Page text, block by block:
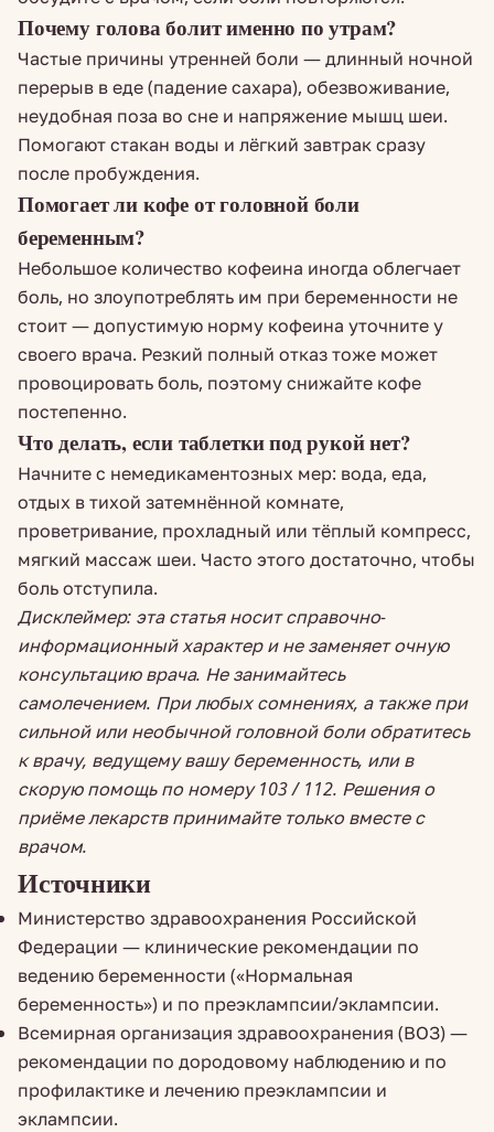
Почему голова болит именно по утрам?
Частые причины утренней боли — длинный ночной
перерыв в еде (падение сахара), обезвоживание,
неудобная поза во сне и напряжение мышц шеи.
Помогают стакан воды и лёгкий завтрак сразу
после пробуждения.
Помогает ли кофе от головной боли
беременным?
Небольшое количество кофеина иногда облегчает
боль, но злоупотреблять им при беременности не
стоит — допустимую норму кофеина уточните у
своего врача. Резкий полный отказ тоже может
провоцировать боль, поэтому снижайте кофе
постепенно.
Что делать, если таблетки под рукой нет?
Начните с немедикаментозных мер: вода, еда,
отдых в тихой затемнённой комнате,
проветривание, прохладный или тёплый компресс,
мягкий массаж шеи. Часто этого достаточно, чтобы
боль отступила.
Дисклеймер: эта статья носит справочно-
информационный характер и не заменяет очную
консультацию врача. Не занимайтесь
самолечением. При любых сомнениях, а также при
сильной или необычной головной боли обратитесь
к врачу, ведущему вашу беременность, или в
скорую помощь по номеру 103 / 112. Решения о
приёме лекарств принимайте только вместе с
врачом.
Источники
Министерство здравоохранения Российской
Федерации — клинические рекомендации по
ведению беременности («Нормальная
беременность») и по преэклампсии/эклампсии.
Всемирная организация здравоохранения (ВОЗ) —
рекомендации по дородовому наблюдению и по
профилактике и лечению преэклампсии и
эклампсии.